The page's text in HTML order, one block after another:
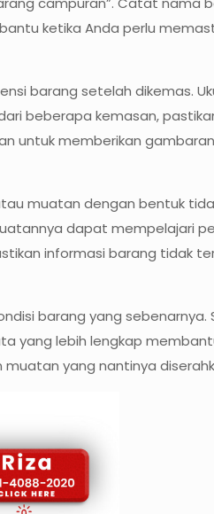
ketika Anda perlu
barang setelah dikemas.
beberapa kemasan,
untuk memberikan
muatan dengan bentuk
dapat mempelajari
informasi barang tidak
barang yang sebenarnya.
yang lebih lengkap
yang nantinya